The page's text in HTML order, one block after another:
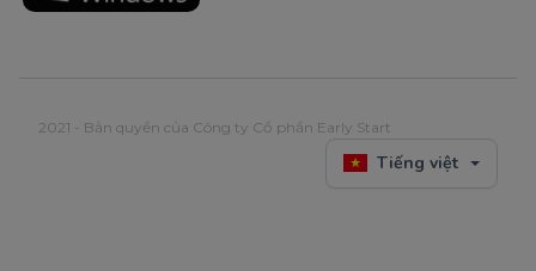
2021 - Bản quyền của Công ty Cổ phần Early Start
Tiếng việt